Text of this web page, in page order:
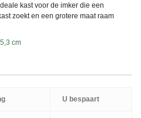
kast voor de imker die een
zoekt en een grotere maat raam
cm
U bespaart